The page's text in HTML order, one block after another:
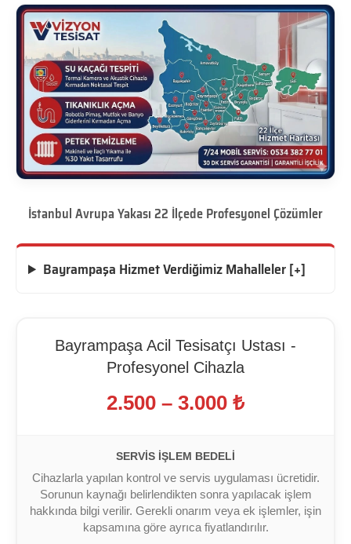
İstanbul Avrupa Yakası 22 İlçede Profesyonel Çözümler
Bayrampaşa Hizmet Verdiğimiz Mahalleler [+]
Bayrampaşa Acil Tesisatçı Ustası -
Profesyonel Cihazla
2.500 – 3.000 ₺
SERVIS İŞLEM BEDELI
Cihazlarla yapılan kontrol ve servis uygulaması ücretidir.
Sorunun kaynağı belirlendikten sonra yapılacak işlem
hakkında bilgi verilir. Gerekli onarım veya ek işlemler, işin
kapsamına göre ayrıca fiyatlandırılır.